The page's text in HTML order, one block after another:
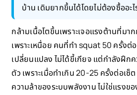
บ้าน เดิมยากขึ้นได้โดยไม่ต้องซื้ออะไ
กล้ามเนื้อโตขึ้นเพราะเจอแรงต้านที่มาก
เพราะเหนื่อย คนที่ทำ squat 50 ครั้งต่
เปลี่ยนแปลง ไม่ได้ขี้เกียจ แต่กำลังฝึก
ตัว เพราะเมื่อทำเกิน 20-25 ครั้งต่อเ
ความล้าของระบบพลังงาน ไม่ใช่แรงข